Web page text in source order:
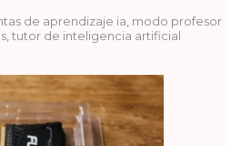
de aprendizaje ia, modo profesor
,tutor de inteligencia artificial